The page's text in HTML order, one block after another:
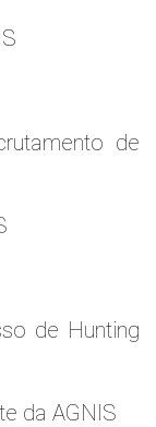
de
de Hunting
da AGNIS